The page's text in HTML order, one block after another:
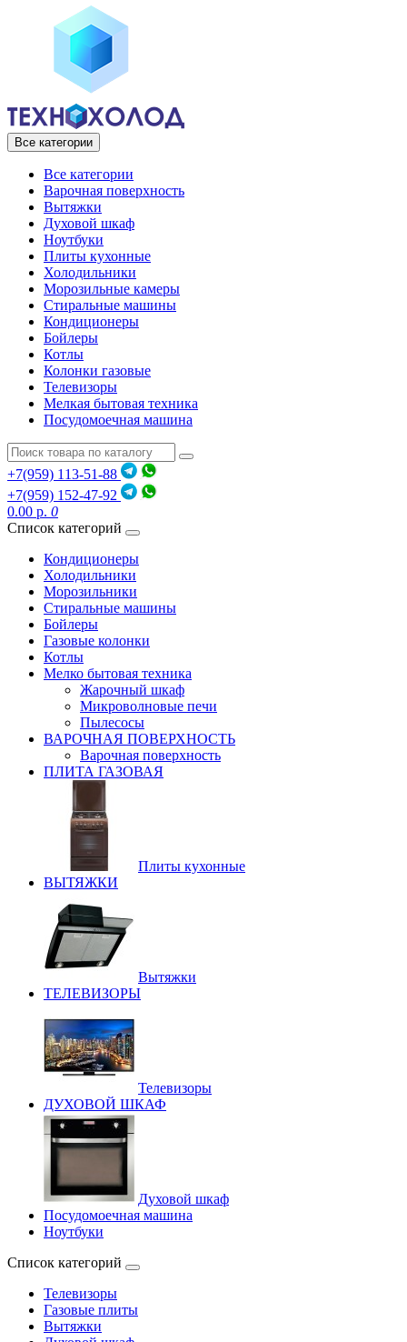
Все категории
Все категории
Варочная поверхность
Вытяжки
Духовой шкаф
Ноутбуки
Плиты кухонные
Холодильники
Морозильные камеры
Стиральные машины
Кондиционеры
Бойлеры
Котлы
Колонки газовые
Телевизоры
Мелкая бытовая техника
Посудомоечная машина
+7(959) 113-51-88
+7(959) 152-47-92
0.00 р. 0
Список категорий
Кондиционеры
Холодильники
Морозильники
Стиральные машины
Бойлеры
Газовые колонки
Котлы
Мелко бытовая техника
Жарочный шкаф
Микроволновые печи
Пылесосы
ВАРОЧНАЯ ПОВЕРХНОСТЬ
Варочная поверхность
ПЛИТА ГАЗОВАЯ
Плиты кухонные
ВЫТЯЖКИ
Вытяжки
ТЕЛЕВИЗОРЫ
Телевизоры
ДУХОВОЙ ШКАФ
Духовой шкаф
Посудомоечная машина
Ноутбуки
Список категорий
Телевизоры
Газовые плиты
Вытяжки